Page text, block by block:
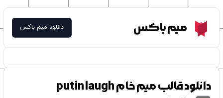
Meme Boxمیم باکس دانلود میم باکس
دانلود قالب میم خام putin laugh